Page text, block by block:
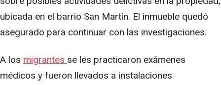
ubicada en el barrio San Martín. El inmueble quedó
asegurado para continuar con las investigaciones.
A los migrantes se les practicaron exámenes
médicos y fueron llevados a instalaciones